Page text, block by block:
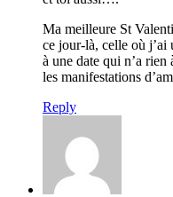
Ma meilleure St
ce jour-là, celle où j’ai
à une date qui n’a
les manifestations
Reply